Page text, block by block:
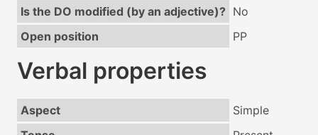
Is the DO modified (by an adjective)? No
Open position
PP
Verbal properties
Aspect
Simple